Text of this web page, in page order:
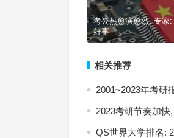
考公热愈演愈烈, 专家
好事
相关推荐
2001~2023年考研
2023考研节奏加
QS世界大学排名: